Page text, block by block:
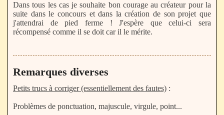
Dans tous les cas je souhaite bon courage au créateur pour la
suite dans le concours et dans la création de son projet que
j'attendrai de pied ferme ! J'espère que celui-ci sera
récompensé comme il se doit car il le mérite.
Remarques diverses
Petits trucs à corriger (essentiellement des fautes) :
Problèmes de ponctuation, majuscule, virgule, point...